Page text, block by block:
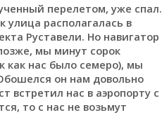
перелетом, уже спал.
располагалась в
Руставели. Но навигатор
мы минут сорок
как нас было семеро), мы
он нам довольно
встретил нас в аэропорту с
то с нас не возьмут